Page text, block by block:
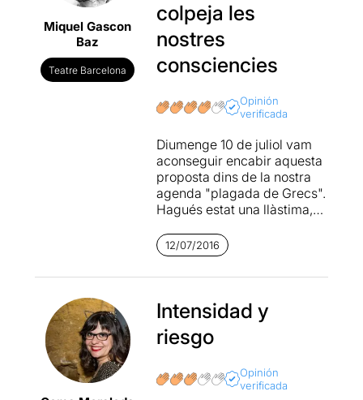
Miquel Gascon
Baz
Teatre Barcelona
colpeja les
nostres
consciencies
Opinión
verificada
Diumenge 10 de juliol vam
aconseguir encabir aquesta
proposta dins de la nostra
agenda "plagada de Grecs".
Hagués estat una llàstima,
veure perquè ens va deixar
absolutament aclaparats,
tant pel text, com per la
les magnífiques
interpretacions dels nou
intèrprets.
Estem davant d'una
proposta que ens parla de la
12/07/2016
Intensidad y
riesgo
Opinión
verificada